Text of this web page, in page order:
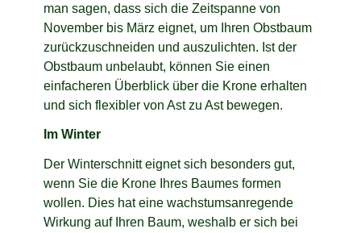
man sagen, dass sich die Zeitspanne von
November bis März eignet, um Ihren Obstbaum
zurückzuschneiden und auszulichten. Ist der
Obstbaum unbelaubt, können Sie einen
einfacheren Überblick über die Krone erhalten
und sich flexibler von Ast zu Ast bewegen.
Im Winter
Der Winterschnitt eignet sich besonders gut,
wenn Sie die Krone Ihres Baumes formen
wollen. Dies hat eine wachstumsanregende
Wirkung auf Ihren Baum, weshalb er sich bei